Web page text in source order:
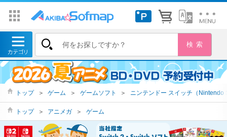
トップ ＞ ゲーム ＞ ゲームソフト ＞ ニンテンドー スイッチ（Nintendo
トップ ＞ アニメガ ＞ ゲーム